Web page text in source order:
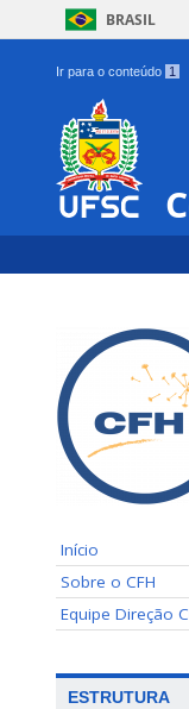
BRASIL
Ir para o conteúdo 1
Início
Sobre o CFH
Equipe Direção
ESTRUTURA